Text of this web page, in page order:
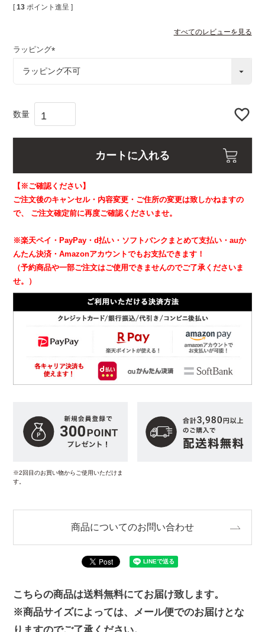
[ 13 ポイント進呈 ]
すべてのレビューを見る
ラッピング
必
カートに入れる
【※ご確認ください】
ご注文後のキャンセル・内容変更・ご住所の変更は致しかねますの
で、
ご注文確定前に再度ご確認くださいませ。
※楽天ペイ・PayPay・d払い・ソフトバンクまとめて支払い・auか
んたん決済・Amazonアカウントでもお支払できます！
（予約商品や一部ご注文はご使用できませんのでご了承くださいま
せ。）
※2回目のお買い物からご使用いただけま
す。
商品についてのお問い合わせ
こちらの商品は送料無料にてお届け致します。
※商品サイズによっては、メール便でのお届けとな
りますのでご了承ください。